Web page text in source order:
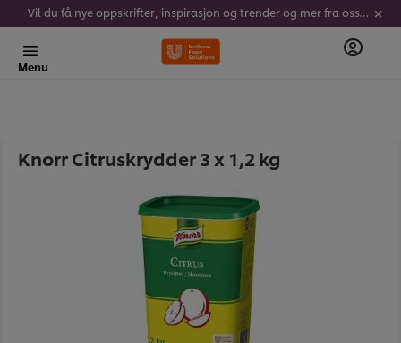
Vil du få nye oppskrifter, inspirasjon og trender og mer fra oss? Meld deg på vårt nyhetsbrev her!
Menu
Knorr Citruskrydder 3 x 1,2 kg